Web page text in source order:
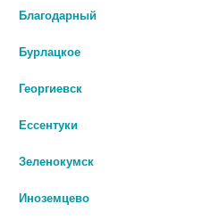
ЦЕТИРИЗИН-ТЕВА 10МГ. №20
126 руб.
Благодарный
Бурлацкое
Георгиевск
Ессентуки
Зеленокумск
Иноземцево